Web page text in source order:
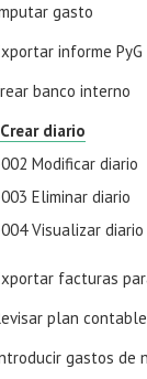
gasto
informe PyG
banco interno
diario
Modificar diario
Eliminar diario
Visualizar diario
facturas
plan contable
gastos de